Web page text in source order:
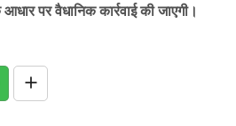
पर वैधानिक कार्रवाई की जाएगी।